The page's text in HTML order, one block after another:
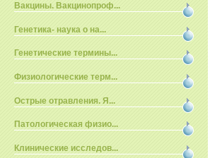
Вакцины. Вакцинопроф...
Генетика- наука о на...
Генетические термины...
Физиологические терм...
Острые отравления. Я...
Патологическая физио...
Клинические исследов...